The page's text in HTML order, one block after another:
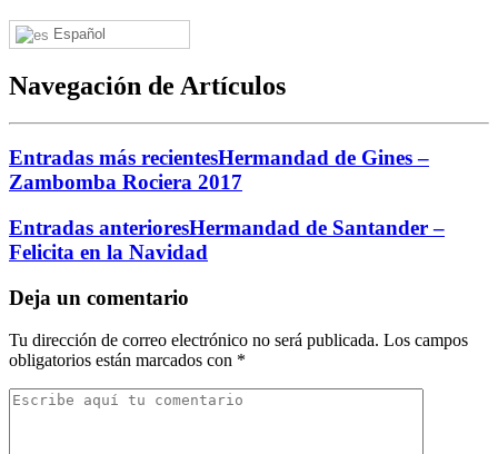
Español
Navegación de Artículos
Entradas más recientesHermandad de Gines –
Zambomba Rociera 2017
Entradas anterioresHermandad de Santander –
Felicita en la Navidad
Deja un comentario
Tu dirección de correo electrónico no será publicada. Los campos
obligatorios están marcados con *